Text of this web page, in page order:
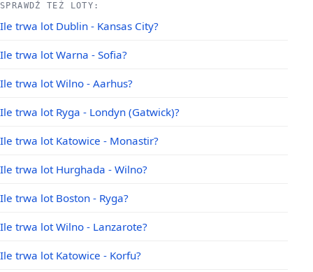
SPRAWDŹ TEŻ LOTY:
Ile trwa lot Dublin - Kansas City?
Ile trwa lot Warna - Sofia?
Ile trwa lot Wilno - Aarhus?
Ile trwa lot Ryga - Londyn (Gatwick)?
Ile trwa lot Katowice - Monastir?
Ile trwa lot Hurghada - Wilno?
Ile trwa lot Boston - Ryga?
Ile trwa lot Wilno - Lanzarote?
Ile trwa lot Katowice - Korfu?